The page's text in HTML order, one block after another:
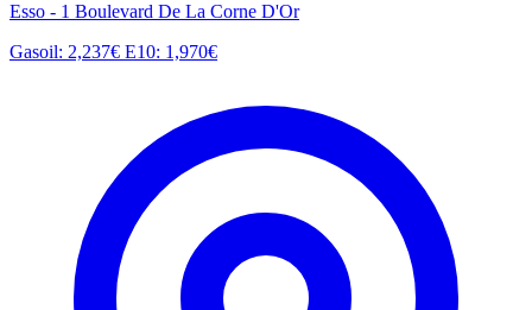
Esso - 1 Boulevard De La Corne D'Or
Gasoil: 2,237€ E10: 1,970€